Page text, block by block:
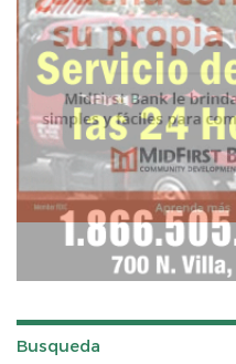
Busqueda